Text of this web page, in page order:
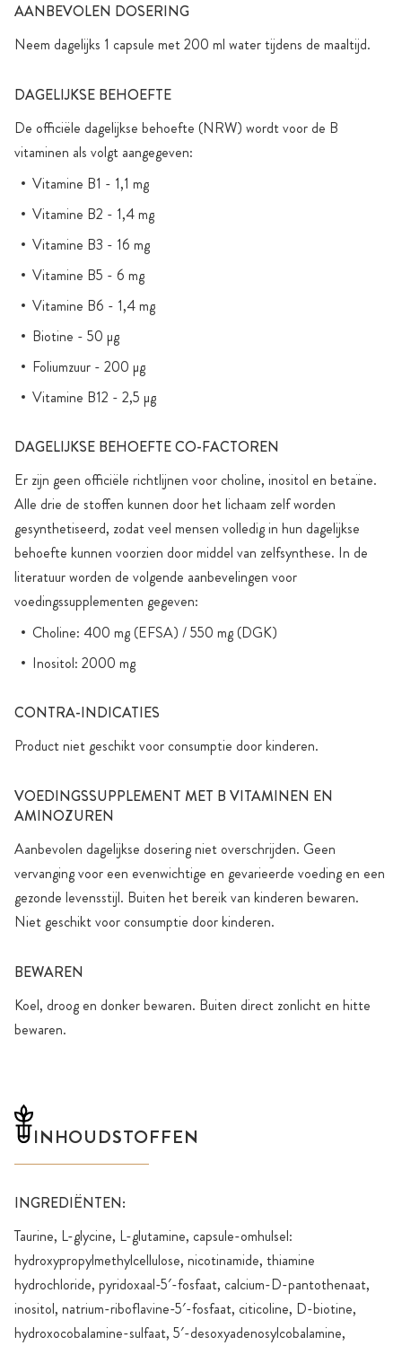
AANBEVOLEN DOSERING
Neem dagelijks 1 capsule met 200 ml water tijdens de maaltijd.
DAGELIJKSE BEHOEFTE
De officiële dagelijkse behoefte (NRW) wordt voor de B
vitaminen als volgt aangegeven:
Vitamine B1 - 1,1 mg
Vitamine B2 - 1,4 mg
Vitamine B3 - 16 mg
Vitamine B5 - 6 mg
Vitamine B6 - 1,4 mg
Biotine - 50 µg
Foliumzuur - 200 µg
Vitamine B12 - 2,5 µg
DAGELIJKSE BEHOEFTE CO-FACTOREN
Er zijn geen officiële richtlijnen voor choline, inositol en betaïne.
Alle drie de stoffen kunnen door het lichaam zelf worden
gesynthetiseerd, zodat veel mensen volledig in hun dagelijkse
behoefte kunnen voorzien door middel van zelfsynthese. In de
literatuur worden de volgende aanbevelingen voor
voedingssupplementen gegeven:
Choline: 400 mg (EFSA) / 550 mg (DGK)
Inositol: 2000 mg
CONTRA-INDICATIES
Product niet geschikt voor consumptie door kinderen.
VOEDINGSSUPPLEMENT MET B VITAMINEN EN
AMINOZUREN
Aanbevolen dagelijkse dosering niet overschrijden. Geen
vervanging voor een evenwichtige en gevarieerde voeding en een
gezonde levensstijl. Buiten het bereik van kinderen bewaren.
Niet geschikt voor consumptie door kinderen.
BEWAREN
Koel, droog en donker bewaren. Buiten direct zonlicht en hitte
bewaren.
INHOUDSTOFFEN
INGREDIËNTEN:
Taurine, L-glycine, L-glutamine, capsule-omhulsel:
hydroxypropylmethylcellulose, nicotinamide, thiamine
hydrochloride, pyridoxaal-5′-fosfaat, calcium-D-pantothenaat,
inositol, natrium-riboflavine-5′-fosfaat, citicoline, D-biotine,
hydroxocobalamine-sulfaat, 5′-desoxyadenosylcobalamine,